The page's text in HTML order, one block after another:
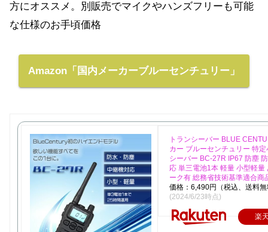
方にオススメ。別販売でマイクやハンズフリーも可能
な仕様のお手頃価格
Amazon「国内メーカーブルーセンチュリー」
トランシーバー BLUE
カー ブルーセンチュリー 特
シーバー BC-27R IP67 防塵
応 単三電池1本 軽量 小型軽量
ーク有 総務省技術基準適合商
価格：6,490円（税込、送料
(2024/6/23時点)
楽